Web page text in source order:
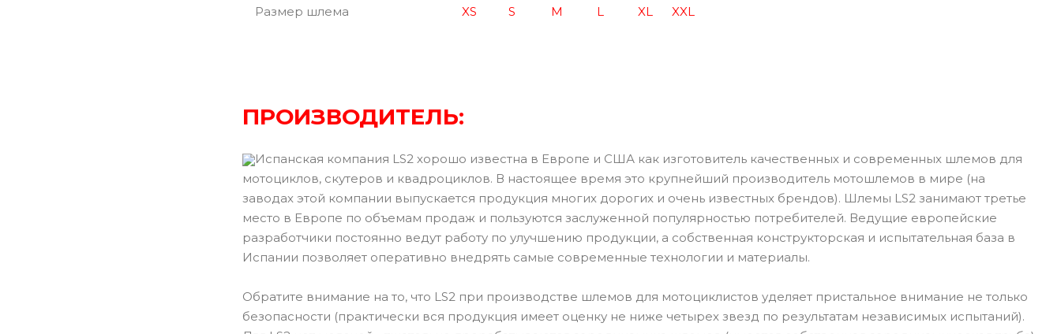
Размер шлема
XS S M L XL XXL
ПРОИЗВОДИТЕЛЬ:
Испанская компания LS2 хорошо известна в Европе и США как изготовитель качественных и современных шлемов для
мотоциклов, скутеров и квадроциклов. В настоящее время это крупнейший производитель мотошлемов в мире (на
заводах этой компании выпускается продукция многих дорогих и очень известных брендов). Шлемы LS2 занимают третье
место в Европе по объемам продаж и пользуются заслуженной популярностью потребителей. Ведущие европейские
разработчики постоянно ведут работу по улучшению продукции, а собственная конструкторская и испытательная база в
Испании позволяет оперативно внедрять самые современные технологии и материалы.
Обратите внимание на то, что LS2 при производстве шлемов для мотоциклистов уделяет пристальное внимание не только
безопасности (практически вся продукция имеет оценку не ниже четырех звезд по результатам независимых испытаний).